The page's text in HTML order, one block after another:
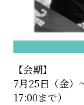
【会期】
7月25日（金
17:00まで）